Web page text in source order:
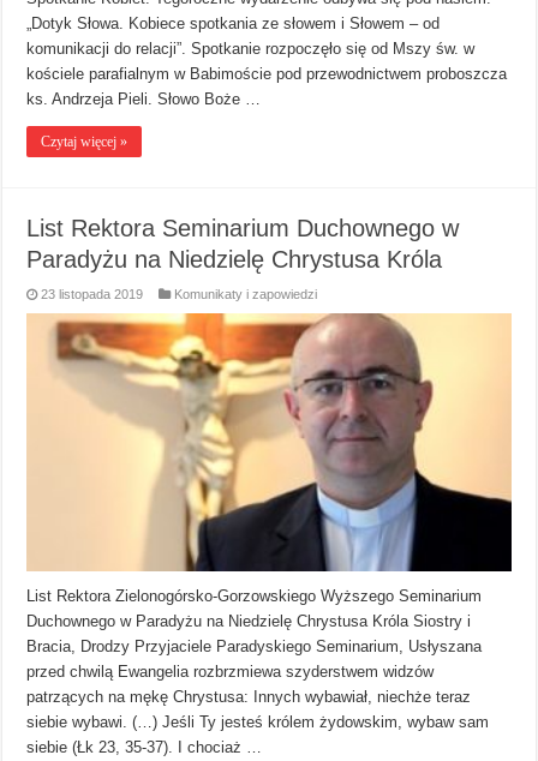
„Dotyk Słowa. Kobiece spotkania ze słowem i Słowem – od
komunikacji do relacji”. Spotkanie rozpoczęło się od Mszy św. w
kościele parafialnym w Babimoście pod przewodnictwem proboszcza
ks. Andrzeja Pieli. Słowo Boże …
Czytaj więcej »
List Rektora Seminarium Duchownego w
Paradyżu na Niedzielę Chrystusa Króla
23 listopada 2019 Komunikaty i zapowiedzi
List Rektora Zielonogórsko-Gorzowskiego Wyższego Seminarium
Duchownego w Paradyżu na Niedzielę Chrystusa Króla Siostry i
Bracia, Drodzy Przyjaciele Paradyskiego Seminarium, Usłyszana
przed chwilą Ewangelia rozbrzmiewa szyderstwem widzów
patrzących na mękę Chrystusa: Innych wybawiał, niechże teraz
siebie wybawi. (…) Jeśli Ty jesteś królem żydowskim, wybaw sam
siebie (Łk 23, 35-37). I chociaż …